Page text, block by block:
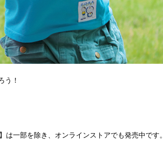
う！
一部を除き、オンラインストアでも発売中です。